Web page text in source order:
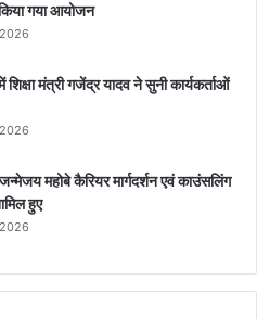
गया आयोजन
मंत्री गजेंद्र यादव ने सुनी कार्यकर्ताओं
महोबे कैरियर मार्गदर्शन एवं काउंसलिंग
हुए